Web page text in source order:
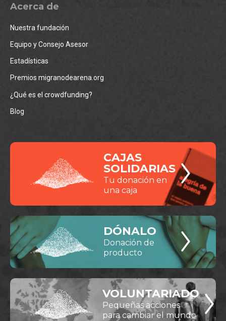
Acerca de
Nuestra fundación
Equipo y Consejo Asesor
Estadísticas
Premios migranodearena.org
¿Qué es el crowdfunding?
Blog
CAJAS
SOLIDARIAS
Tu donación en
una caja
DÓNALO
Donación de
producto
VOLUNTARIADO
Pequeñas acciones
para cambiar el mundo